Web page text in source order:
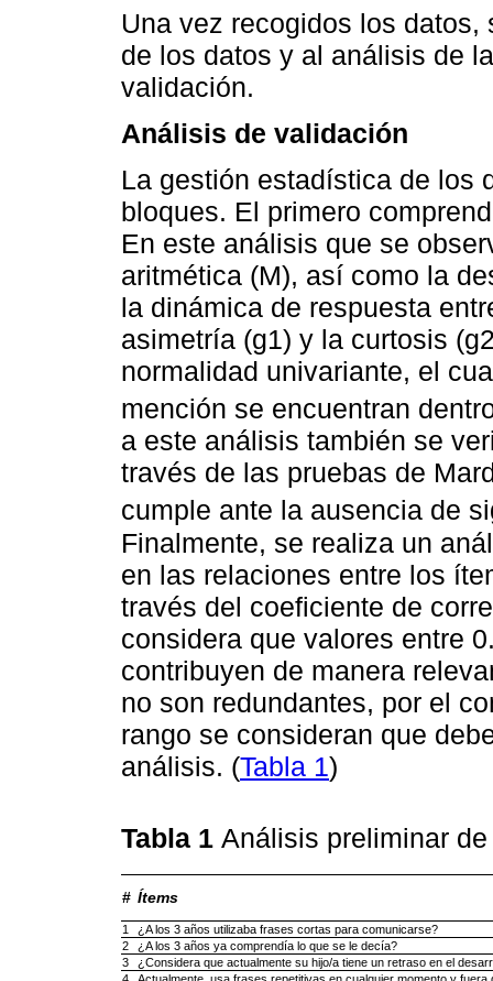
Una vez recogidos los
de los datos y al análisis de
validación.
Análisis de validación
La gestión estadística de los
bloques. El primero
En este análisis que se
aritmética (M), así como la
la dinámica de respuesta
asimetría (g1) y la curtosis
normalidad univariante, el
mención se encuentran
a este análisis también se
través de las pruebas de
cumple ante la ausencia de
Finalmente, se realiza un
en las relaciones entre los
través del coeficiente de
considera que valores entre
contribuyen de manera
no son redundantes, por el
rango se consideran que
análisis. (Tabla 1)
Tabla 1 Análisis preliminar
# Ítems
1
¿A los 3 años utilizaba frases cortas para comunicarse?
2
¿A los 3 años ya comprendía lo que se le decía?
3
¿Considera que actualmente su hijo/a tiene un retraso en el